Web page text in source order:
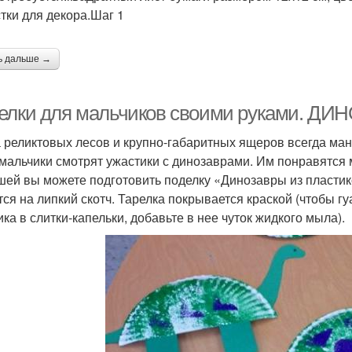
для декора.Шаг 1
дальше →
для мальчиков своими руками.
лесов и крупно-габаритных ящеров всегда
смотрят ужастики с динозаврами. Им
вы можете подготовить поделку «Динозавры из
на липкий скотч. Тарелка покрывается краской (чтобы
в слитки-капельки, добавьте в нее чуток жидкого мыла).